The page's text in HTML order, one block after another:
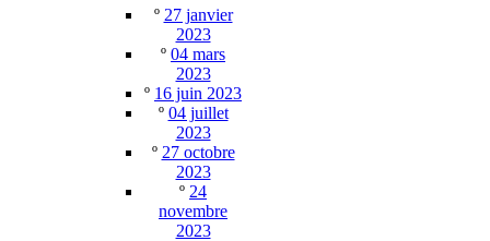
º 27 janvier
2023
º 04 mars
2023
º 16 juin 2023
º 04 juillet
2023
º 27 octobre
2023
º 24
novembre
2023